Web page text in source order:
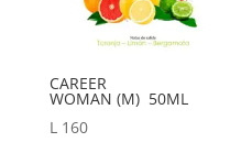
CAREER
WOMAN (M) 50ML
L 160